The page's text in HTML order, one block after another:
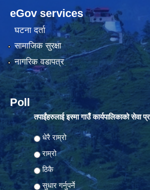
eGov services
घटना दर्ता
सामाजिक सुरक्षा
नागरिक वडापत्र
Poll
तपाईंहरुलाई इस्मा गाउँ कार्यपालिकाको सेवा
Choices
धेरै राम्रो
राम्रो
ठिकै
सुधार गर्नुपर्ने